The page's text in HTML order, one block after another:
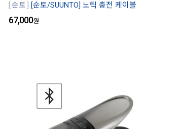
순토 [순토/SUUNTO] 노틱 충전 케이블
67,000원